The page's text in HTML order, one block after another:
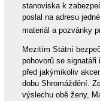
stanoviska k
poslal na adresu
materiál a pozvánky
Mezitím Státní
pohovorů se
před jakýmikoliv
dobu Shromáždění.
výslechu obě ženy,